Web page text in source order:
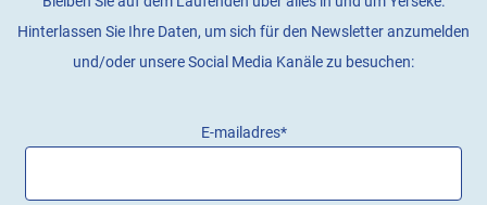
Hinterlassen Sie Ihre Daten, um sich für den Newsletter anzumelden
und/oder unsere Social Media Kanäle zu besuchen:
E-mailadres*